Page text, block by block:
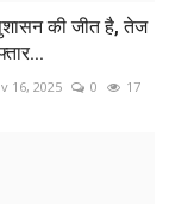
की जीत है, तेज
16, 2025 0 17
अध्यक्ष...